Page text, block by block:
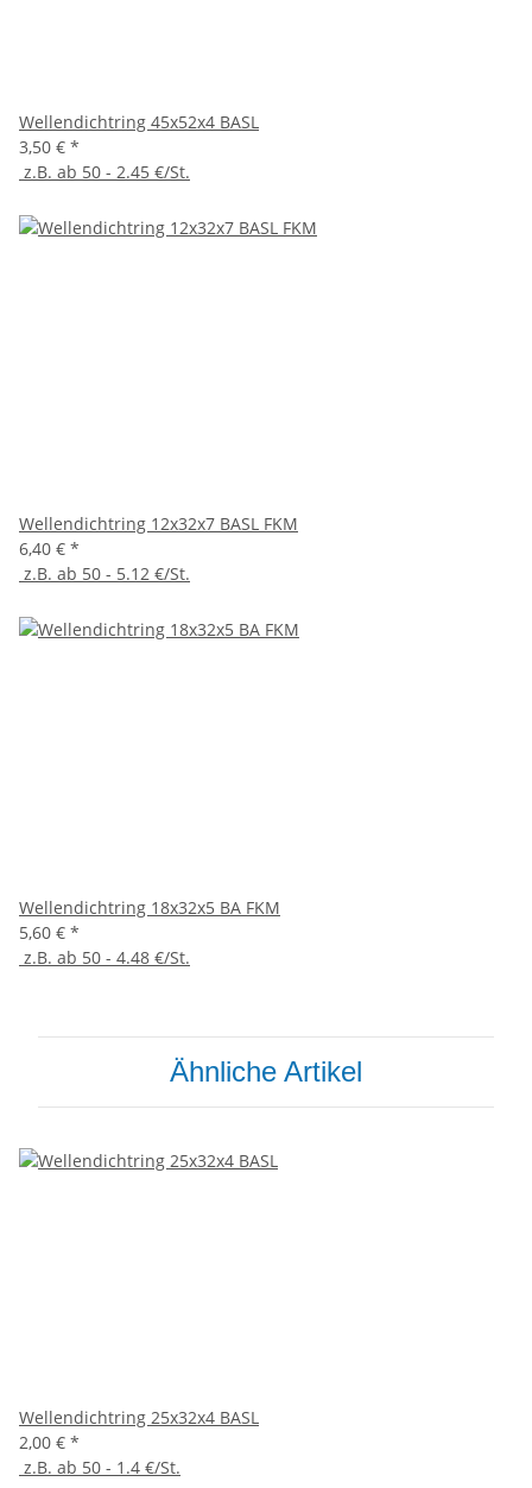
Wellendichtring 45x52x4 BASL
3,50 € *
z.B. ab 50 - 2.45 €/St.
Wellendichtring 12x32x7 BASL FKM
6,40 € *
z.B. ab 50 - 5.12 €/St.
Wellendichtring 18x32x5 BA FKM
5,60 € *
z.B. ab 50 - 4.48 €/St.
Ähnliche Artikel
Wellendichtring 25x32x4 BASL
2,00 € *
z.B. ab 50 - 1.4 €/St.